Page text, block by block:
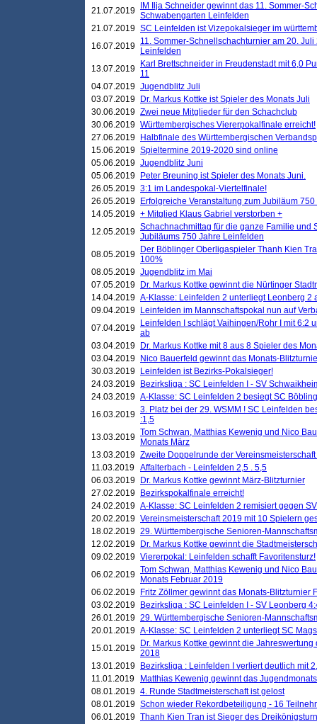
21.07.2019
IM Ilja Schneider gewinnt das 11. Sommer-
Schwabengarten Leinfelden
21.07.2019 SC Leinfelden ist Vizepokalsieger im
16.07.2019 11. Sommer-Schnellschachturnier am 20.
Leinfelden
13.07.2019
Karl Brettschneider in Freudenstadt mit 6,0
11
04.07.2019 Jugendblitz Juli
03.07.2019
Dr. Markus Kottke ist Spieler des Monats Juli
30.06.2019 Zwei neue Mitglieder für den Schachclub
30.06.2019 Württembergisches Viererpokalfinale erreicht!
27.06.2019
Halbfinale des Württembergischen
15.06.2019 Spieltermine 2019-2020 sind online
05.06.2019 Jugendblitz Juni
05.06.2019
Peter Breuning ist Spieler des Monats Juni.
26.05.2019 3:1 im Landespokal-Viertelfinale!
26.05.2019
Erfolgreiche Veranstaltung zum Jubiläum
14.05.2019 + Mitglied Klaus Gabriel verstorben +
12.05.2019 Schachnachmittag für die ganze Familie und
Jubiläums 750 Jahre Leinfelden
08.05.2019
Der Böblinger Oberligaspieler Thanh Kien
100%
08.05.2019 Jugendblitz im Mai
07.05.2019
Dr. Markus Kottke gewinnt die Nürtinger
14.04.2019 A-Klasse: Leinfelden 2 unterliegt Leonberg 2
09.04.2019
Leinfelden im Mannschaftspokal nun auf
07.04.2019
Leinfelden I schlägt Vaihingen/Rohr I mit 6:2
ab
03.04.2019
Dr. Markus Kottke mit 8 aus 8 Spieler des
03.04.2019
Nico Bauerfeld gewinnt das Monats-
30.03.2019
Leinfelden ist Bezirks-Pokalsieger!
24.03.2019
Bezirksliga : SC Leinfelden I - SV
24.03.2019 A-Klasse: SC Leinfelden 2 besiegt SC
16.03.2019 3. Platz bei der 29. WSMM ! SC Leinfelden
:1,5
13.03.2019 Tom Schwan, Matthias Kewenig und Nico
Monats März
13.03.2019 Zweite Doppelrunde der
11.03.2019 Affalterbach - Leinfelden 2,5 . 5,5
06.03.2019
Dr. Markus Kottke gewinnt März-Blitzturnier
27.02.2019
Bezirkspokalfinale erreicht!
24.02.2019 A-Klasse: SC Leinfelden 2 remisiert gegen
20.02.2019 Vereinsmeisterschaft 2019 mit 10 Spielern
18.02.2019 29. Württembergische Senioren-
12.02.2019
Dr. Markus Kottke gewinnt die
09.02.2019 Viererpokal: Leinfelden schafft Favoritensturz!
06.02.2019 Tom Schwan, Matthias Kewenig und Nico
Monats Februar 2019
06.02.2019
Fritz Zöllmer gewinnt das Monats-Blitzturnier
03.02.2019
Bezirksliga : SC Leinfelden I - SV Leonberg
26.01.2019 29. Württembergische Senioren-
20.01.2019 A-Klasse: SC Leinfelden 2 unterliegt SC
15.01.2019
Dr. Markus Kottke gewinnt die
2018
13.01.2019
Bezirksliga : Leinfelden I verliert deutlich mit
11.01.2019
Matthias Kewenig gewinnt das
08.01.2019 4. Runde Stadtmeisterschaft ist gelost
08.01.2019 Schon wieder Rekordbeteiligung - 16
06.01.2019 Thanh Kien Tran ist Sieger des